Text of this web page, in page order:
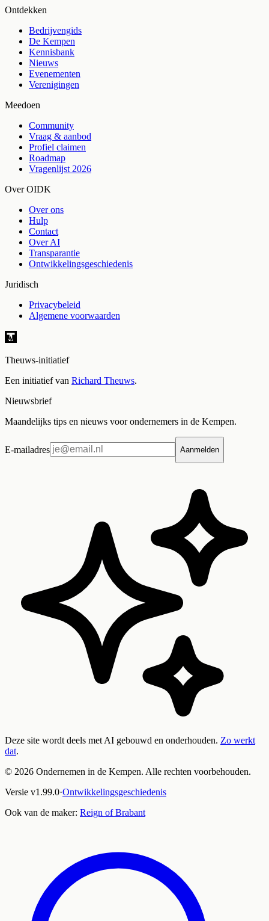
Ontdekken
Bedrijvengids
De Kempen
Kennisbank
Nieuws
Evenementen
Verenigingen
Meedoen
Community
Vraag & aanbod
Profiel claimen
Roadmap
Vragenlijst 2026
Over OIDK
Over ons
Hulp
Contact
Over AI
Transparantie
Ontwikkelingsgeschiedenis
Juridisch
Privacybeleid
Algemene voorwaarden
Theuws-initiatief
Een initiatief van Richard Theuws.
Nieuwsbrief
Maandelijks tips en nieuws voor ondernemers in de Kempen.
E-mailadres Aanmelden
Deze site wordt deels met AI gebouwd en onderhouden. Zo werkt
dat.
© 2026 Ondernemen in de Kempen. Alle rechten voorbehouden.
Versie v1.99.0·Ontwikkelingsgeschiedenis
Ook van de maker: Reign of Brabant